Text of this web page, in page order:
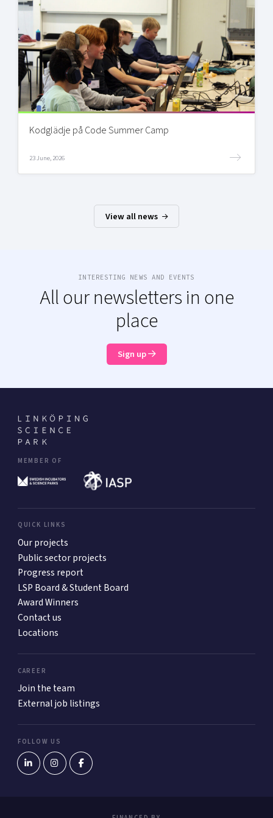
Kodglädje på Code Summer Camp
23 June, 2026
View all news
INTERESTING NEWS AND EVENTS
All our newsletters in one
place
Sign up
MEMBER OF
QUICK LINKS
Our projects
Public sector projects
Progress report
LSP Board & Student Board
Award Winners
Contact us
Locations
CAREER
Join the team
External job listings
FOLLOW US